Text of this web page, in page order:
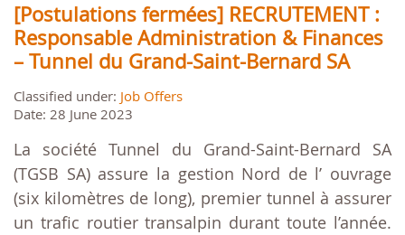
[Postulations fermées] RECRUTEMENT :
Responsable Administration & Finances
– Tunnel du Grand-Saint-Bernard SA
Classified under: Job Offers
Date: 28 June 2023
La société Tunnel du Grand-Saint-Bernard SA
(TGSB SA) assure la gestion Nord de l’ ouvrage
(six kilomètres de long), premier tunnel à assurer
un trafic routier transalpin durant toute l’année.